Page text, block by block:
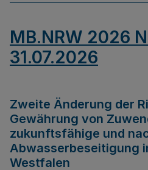
MB.NRW 2026
31.07.2026
Zweite Änderung der
Gewährung von
zukunftsfähige und
Abwasserbeseitigung
Westfalen